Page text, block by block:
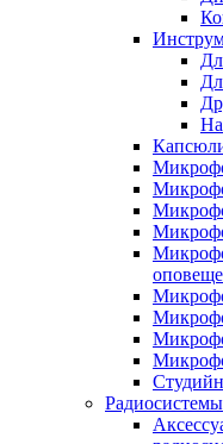
Радиосистемы